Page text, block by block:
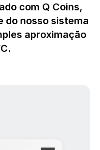
com Q Coins,
do nosso sistema
aproximação